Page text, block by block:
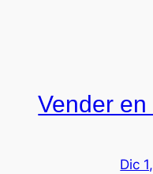
Vender en
Dic